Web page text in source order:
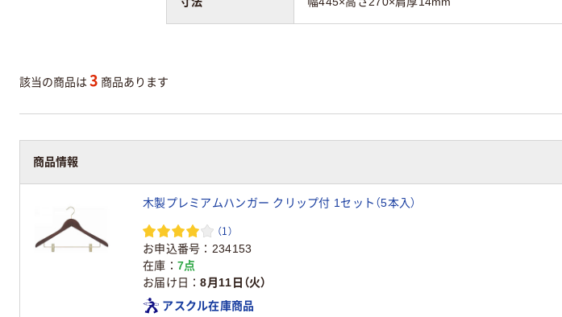
該当の商品は 3 商品あります
商品情報
木製プレミアムハンガー クリップ付 1セット（5本入）
（1）
お申込番号
234153
在庫
7点
お届け日
8月11日（火）
アスクル在庫商品